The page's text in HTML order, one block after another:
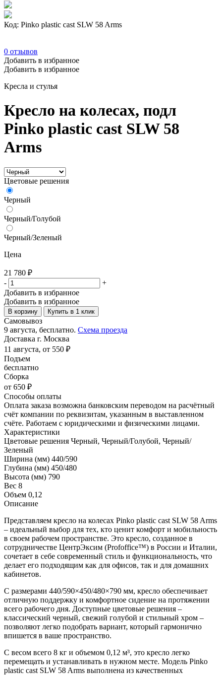
Код: Pinko plastic cast SLW 58 Arms
0 отзывов
Добавить в избранное
Добавить в избранное
Кресла и стулья
Кресло на колесах, подл
Pinko plastic cast SLW 58
Arms
Цветовые решения
Черный
Черный/Голубой
Черный/Зеленый
Цена
21 780 ₽
-
+
Добавить в избранное
Добавить в избранное
В корзину Купить в 1 клик
Самовывоз
9 августа, бесплатно. Схема проезда
Доставка г. Москва
11 августа, от 550 ₽
Подъем
бесплатно
Сборка
от 650 ₽
Способы оплаты
Оплата заказа возможна банковским переводом на расчётный
счёт компании по реквизитам, указанным в выставленном
счёте. Работаем с юридическими и физическими лицами.
Характеристики
Цветовые решения Черный, Черный/Голубой, Черный/
Зеленый
Ширина (мм) 440/590
Глубина (мм) 450/480
Высота (мм) 790
Вес 8
Объем 0,12
Описание
Представляем кресло на колесах Pinko plastic cast SLW 58 Arms
– идеальный выбор для тех, кто ценит комфорт и мобильность
в своем рабочем пространстве. Это кресло, созданное в
сотрудничестве ЦентрЭксим (Profoffice™) в России и Италии,
сочетает в себе современный стиль и функциональность, что
делает его подходящим как для офисов, так и для домашних
кабинетов.
С размерами 440/590×450/480×790 мм, кресло обеспечивает
отличную поддержку и комфортное сидение на протяжении
всего рабочего дня. Доступные цветовые решения –
классический черный, свежий голубой и стильный хром –
позволяют легко подобрать вариант, который гармонично
впишется в ваше пространство.
С весом всего 8 кг и объемом 0,12 м³, это кресло легко
перемещать и устанавливать в нужном месте. Модель Pinko
plastic cast SLW 58 Arms выполнена из качественных